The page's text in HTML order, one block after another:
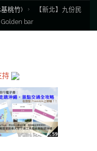
桃竹)
【新北】九份民
bar
持